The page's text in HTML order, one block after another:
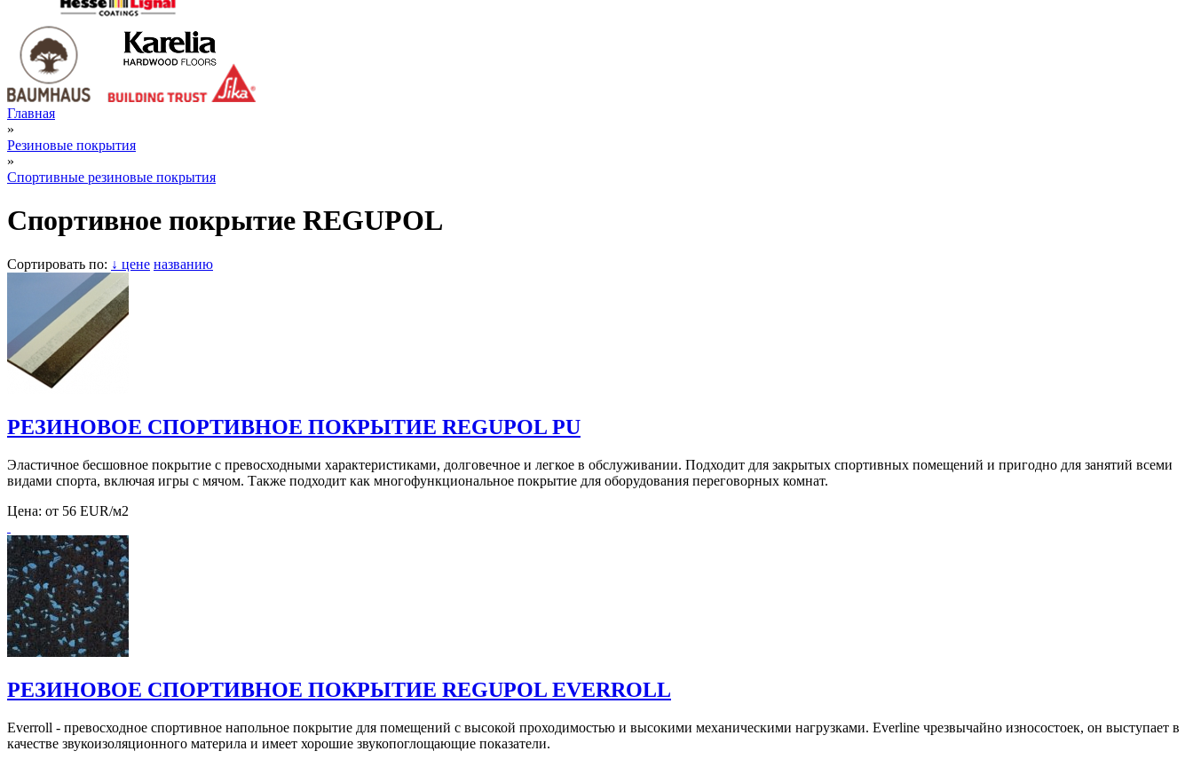
Главная
»
Резиновые покрытия
»
Спортивные резиновые покрытия
Спортивное покрытие REGUPOL
Сортировать по: ↓ цене названию
РЕЗИНОВОЕ СПОРТИВНОЕ ПОКРЫТИЕ REGUPOL PU
Эластичное бесшовное покрытие с превосходными характеристиками, долговечное и легкое в обслуживании. Подходит для закрытых спортивных помещений и пригодно для занятий всеми
видами спорта, включая игры с мячом. Также подходит как многофункциональное покрытие для оборудования переговорных комнат.
Цена: от 56 EUR/м2
РЕЗИНОВОЕ СПОРТИВНОЕ ПОКРЫТИЕ REGUPOL EVERROLL
Everroll - превосходное спортивное напольное покрытие для помещений с высокой проходимостью и высокими механическими нагрузками. Everline чрезвычайно износостоек, он выступает в
качестве звукоизоляционного материла и имеет хорошие звукопоглощающие показатели.